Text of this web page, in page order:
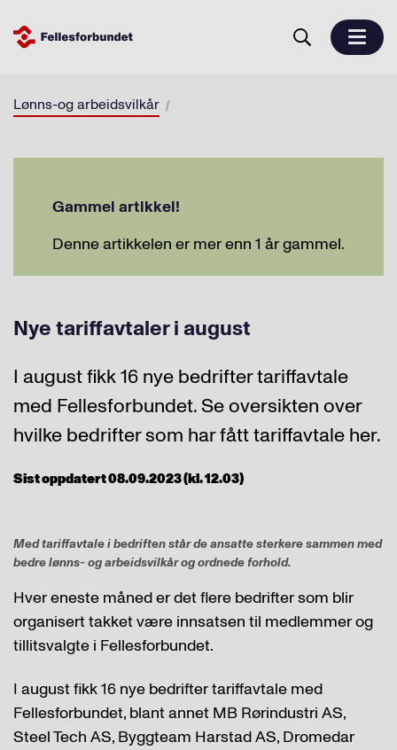
Lønns-og arbeidsvilkår
Gammel artikkel!
Denne artikkelen er mer enn 1 år gammel.
Nye tariffavtaler i august
I august fikk 16 nye bedrifter tariffavtale
med Fellesforbundet. Se oversikten over
hvilke bedrifter som har fått tariffavtale her.
Sist oppdatert 08.09.2023 (kl. 12.03)
Med tariffavtale i bedriften står de ansatte sterkere sammen med
bedre lønns- og arbeidsvilkår og ordnede forhold.
Hver eneste måned er det flere bedrifter som blir
organisert takket være innsatsen til medlemmer og
tillitsvalgte i Fellesforbundet.
I august fikk 16 nye bedrifter tariffavtale med
Fellesforbundet, blant annet MB Rørindustri AS,
Steel Tech AS, Byggteam Harstad AS, Dromedar